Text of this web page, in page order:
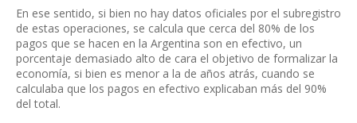
En ese sentido, si bien no hay datos oficiales por el subregistro
de estas operaciones, se calcula que cerca del 80% de los
pagos que se hacen en la Argentina son en efectivo, un
porcentaje demasiado alto de cara el objetivo de formalizar la
economía, si bien es menor a la de años atrás, cuando se
calculaba que los pagos en efectivo explicaban más del 90%
del total.